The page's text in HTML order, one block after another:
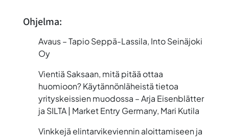
Ohjelma:
Avaus – Tapio Seppä-Lassila, Into Seinäjoki
Oy
Vientiä Saksaan, mitä pitää ottaa
huomioon? Käytännönläheistä tietoa
yrityskeissien muodossa – Arja Eisenblätter
ja SILTA | Market Entry Germany, Mari Kutila
Vinkkejä elintarvikeviennin aloittamiseen ja